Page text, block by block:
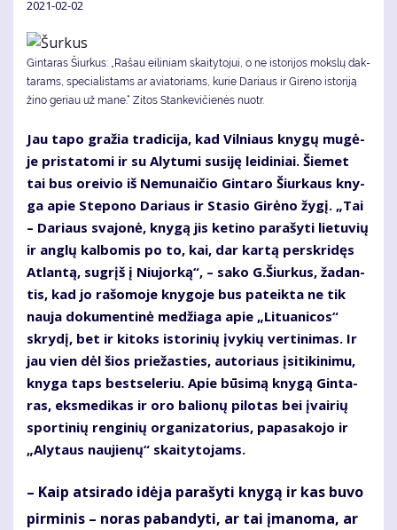
2021-02-02
Gintaras Šiurkus: „Ra­šau ei­li­niam skai­ty­to­jui, o ne is­to­ri­jos moks­lų dak­
ta­rams, spe­cia­lis­tams ar avia­to­riams, ku­rie Da­riaus ir Gi­rė­no is­to­ri­ją
ži­no ge­riau už ma­ne.“ Zitos Stankevičienės nuotr.
Jau ta­po gra­žia tra­di­ci­ja, kad Vil­niaus kny­gų mu­gė­
je pri­sta­to­mi ir su Aly­tu­mi su­si­ję lei­di­niai. Šie­met
tai bus orei­vio iš Ne­mu­nai­čio Gin­ta­ro Šiur­kaus kny­
ga apie Ste­po­no Da­riaus ir Sta­sio Gi­rė­no žy­gį. „Tai
– Da­riaus sva­jo­nė, kny­gą jis ke­ti­no pa­ra­šy­ti lie­tu­vių
ir an­glų kal­bo­mis po to, kai, dar kar­tą per­skri­dęs
At­lan­tą, su­grįš į Niu­jor­ką“, – sa­ko G.Šiur­kus, ža­dan­
tis, kad jo ra­šo­mo­je kny­go­je bus pa­teik­ta ne tik
nau­ja do­ku­men­ti­nė me­džia­ga apie „Li­tu­a­ni­cos“
skry­dį, bet ir ki­toks is­to­ri­nių įvy­kių ver­ti­ni­mas. Ir
jau vien dėl šios prie­žas­ties, au­to­riaus įsi­ti­ki­ni­mu,
kny­ga taps best­se­leriu. Apie bū­si­mą kny­gą Gin­ta­
ras, eks­me­di­kas ir oro ba­lio­nų pi­lo­tas bei įvai­rių
spor­ti­nių ren­gi­nių or­ga­ni­za­to­rius, pa­pa­sa­ko­jo ir
„Aly­taus nau­jie­nų“ skai­ty­to­jams.
– Kaip at­si­ra­do idė­ja pa­ra­šy­ti kny­gą ir kas bu­vo
pir­mi­nis – no­ras pa­ban­dy­ti, ar tai įma­no­ma, ar